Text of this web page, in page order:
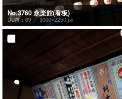
No.3760 永楽館(看板)
DL数：69 ／3000×2250 px